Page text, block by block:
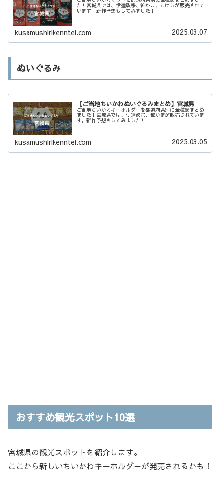
た！宮城県では、伊達政宗、笹かま、こけしが販売されて
います。新作予想もしてみました！
kusamushirikenntei.com 2025.03.07
ぬいぐるみ
【ご当地ちいかわぬいぐるみまとめ】宮城県
ご当地ちいかわキーホルダーを都道府県別に全種類まとめ
ました！宮城県では、伊達政宗、笹かまが販売されていま
す。新作予想もしてみました！
kusamushirikenntei.com 2025.03.05
おすすめ観光スポット10選
宮城県の観光スポットを紹介します。
ここから新しいちいかわキーホルダーが発売されるかも！